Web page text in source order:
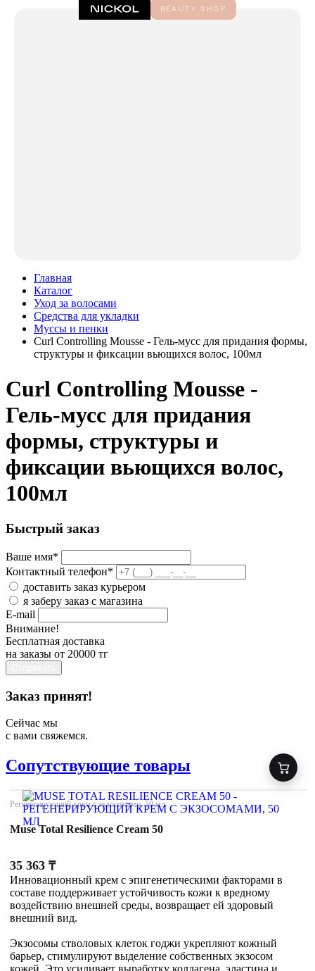
Главная
Каталог
Уход за волосами
Средства для укладки
Муссы и пенки
Curl Controlling Mousse - Гель-мусс для придания формы,
структуры и фиксации вьющихся волос, 100мл
Curl Controlling Mousse -
Гель-мусс для придания
формы, структуры и
фиксации вьющихся волос,
100мл
Быстрый заказ
Ваше имя*
Контактный телефон*
доставить заказ курьером
я заберу заказ с магазина
E-mail
Внимание!
Бесплатная доставка
на заказы от 20000 тг
Заказ принят!
Сейчас мы
с вами свяжемся.
Сопутствующие товары
Регенерирующий крем с экзосомами, 50 мл
Muse Total Resilience Cream 50
35 363 ₸
Инновационный крем с эпигенетическими факторами в
составе поддерживает устойчивость кожи к вредному
воздействию внешней среды, возвращает ей здоровый
внешний вид.
Экзосомы стволовых клеток годжи укрепляют кожный
барьер, стимулируют выделение собственных экзосом